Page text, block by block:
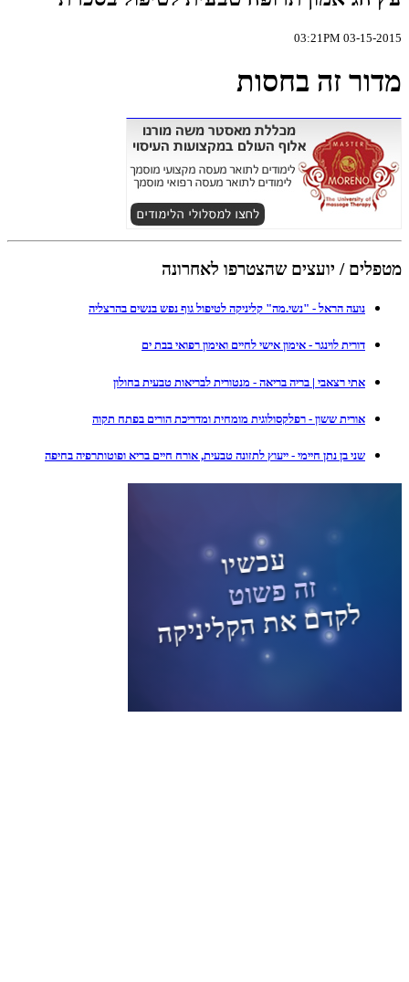
03-15-2015 03:21PM
מדור זה בחסות
מטפלים / יועצים שהצטרפו לאחרונה
נועה הראל - "נשי.מה" קליניקה לטיפול גוף נפש בנשים בהרצליה
דורית לוינגר - אימון אישי לחיים ואימון רפואי בבת ים
אתי רצאבי | בריה בריאה - מנטורית לבריאות טבעית בחולון
אורית ששון - רפלקסולוגית מומחית ומדריכת הורים בפתח תקוה
שני בן נתן חיימי - ייעוץ לתזונה טבעית, אורח חיים בריא ופוטותרפיה בחיפה